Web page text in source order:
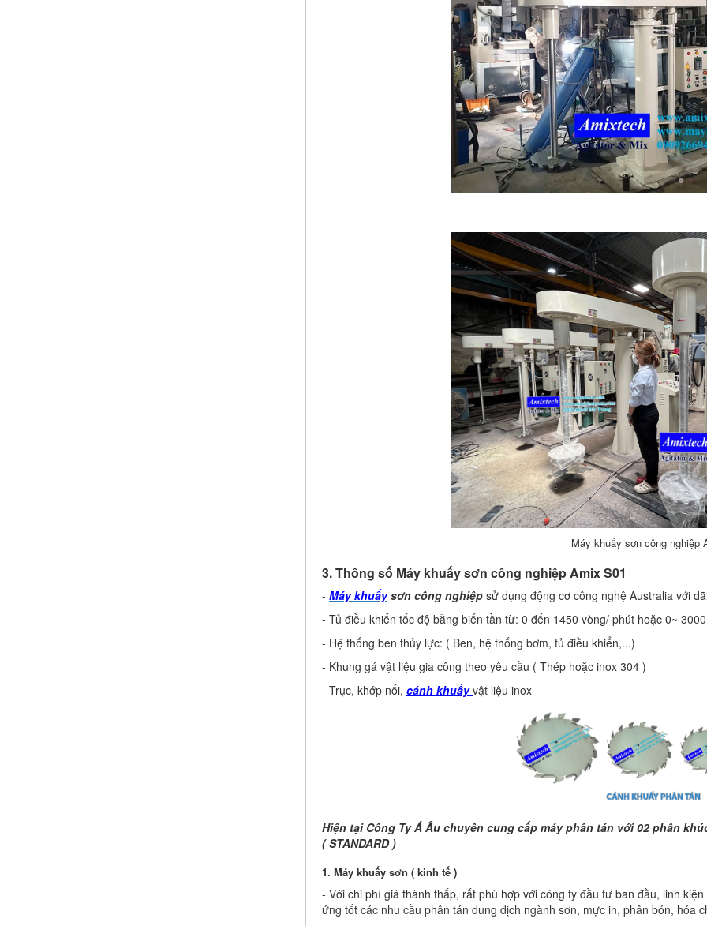
Máy khuấy sơn công nghiệp
3. Thông số Máy khuấy sơn công nghiệp Amix S01
- Máy khuấy sơn công nghiệp sử dụng động cơ công nghệ Australia với
- Tủ điều khiển tốc độ bằng biến tần từ: 0 đến 1450 vòng/ phút hoặc 0~
- Hệ thống ben thủy lực: ( Ben, hệ thống bơm, tủ điều khiển,...)
- Khung gá vật liệu gia công theo yêu cầu ( Thép hoặc inox 304 )
- Trục, khớp nối, cánh khuấy vật liệu inox
Hiện tại Công Ty Á Âu chuyên cung cấp máy phân tán với 02 phân
( STANDARD )
1. Máy khuấy sơn ( kinh tế )
- Với chi phí giá thành thấp, rất phù hợp với công ty đầu tư ban đầu, linh
ứng tốt các nhu cầu phân tán dung dịch ngành sơn, mực in, phân bón, hóa